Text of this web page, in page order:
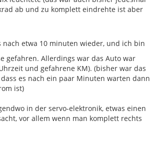
ab und zu komplett eindrehte ist aber
nach etwa 10 minuten wieder, und ich bin
gefahren. Allerdings war das Auto war
und gefahrene KM). (bisher war das
es nach ein paar Minuten warten dann
ist)
in der servo-elektronik, etwas einen
vor allem wenn man komplett rechts